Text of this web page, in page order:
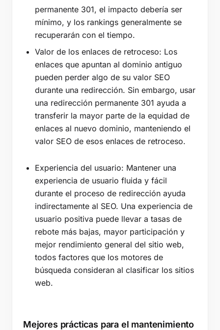
permanente 301, el impacto debería ser
mínimo, y los rankings generalmente se
recuperarán con el tiempo.
Valor de los enlaces de retroceso: Los
enlaces que apuntan al dominio antiguo
pueden perder algo de su valor SEO
durante una redirección. Sin embargo, usar
una redirección permanente 301 ayuda a
transferir la mayor parte de la equidad de
enlaces al nuevo dominio, manteniendo el
valor SEO de esos enlaces de retroceso.
Experiencia del usuario: Mantener una
experiencia de usuario fluida y fácil
durante el proceso de redirección ayuda
indirectamente al SEO. Una experiencia de
usuario positiva puede llevar a tasas de
rebote más bajas, mayor participación y
mejor rendimiento general del sitio web,
todos factores que los motores de
búsqueda consideran al clasificar los sitios
web.
Mejores prácticas para el mantenimiento